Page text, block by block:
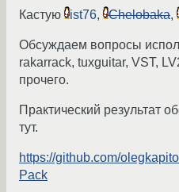
Кастую ist76, Chelobaka,
Обсуждаем вопросы
rakarrack, tuxguitar, VST,
прочего.
Практический результат
тут.
https://github.com/
Pack